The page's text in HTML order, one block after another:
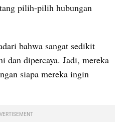
pilih-pilih hubungan
bahwa sangat sedikit
dan dipercaya. Jadi, mereka
siapa mereka ingin